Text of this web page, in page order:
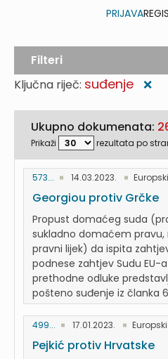
PRIJAVA
Ključna riječ: suđenje ❌
Ukupno dokumenata:
Prikaži rezultata po
573... 14.03.2023.
Georgiou protiv Grčke
Propust domaćeg suda
sukladno domaćem
pravni lijek) da ispita
podnese zahtjev Sudu EU-
prethodne odluke
pošteno suđenje iz članka
499... 17.01.2023.
Pejkić protiv Hrvatske
Filteri